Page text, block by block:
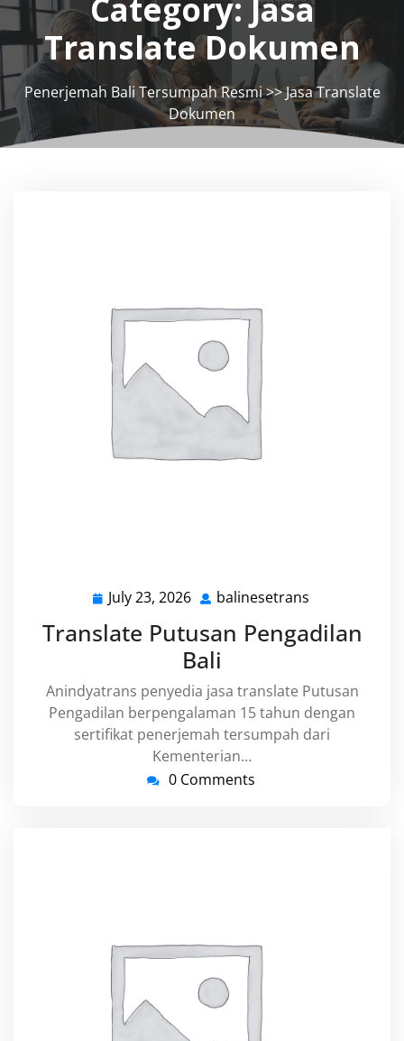
Category: Jasa
Translate Dokumen
Penerjemah Bali Tersumpah Resmi>>Jasa Translate
Dokumen
July 23, 2026 July
2026
balinesetrans
Translate Putusan Pengadilan
Bali
Anindyatrans penyedia jasa translate Putusan
Pengadilan berpengalaman 15 tahun dengan
sertifikat penerjemah tersumpah dari
Kementerian…
0 Comments